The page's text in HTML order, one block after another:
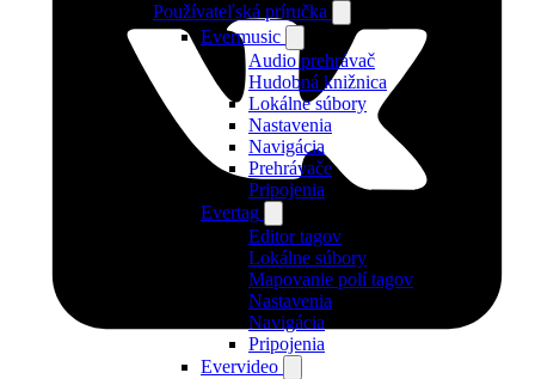
Používateľská príručka
Evermusic
Audio prehrávač
Hudobná knižnica
Lokálne súbory
Nastavenia
Navigácia
Prehrávače
Pripojenia
Evertag
Editor tagov
Lokálne súbory
Mapovanie polí tagov
Nastavenia
Navigácia
Pripojenia
Evervideo